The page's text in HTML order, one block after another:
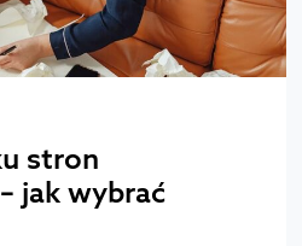
stron
jak wybrać